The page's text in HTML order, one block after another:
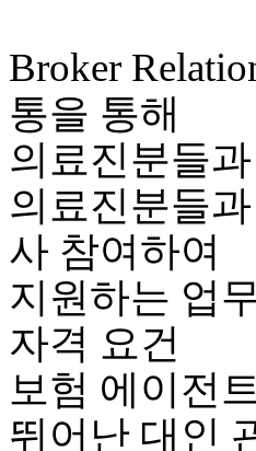
Broker
통을 통해
의료진분들
의료진분들
사 참여하여
지원하는 업
자격 요건
보험 에이전
뛰어난 대인